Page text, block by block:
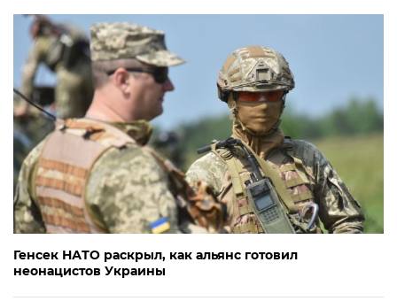
Генсек НАТО раскрыл, как альянс готовил
неонацистов Украины